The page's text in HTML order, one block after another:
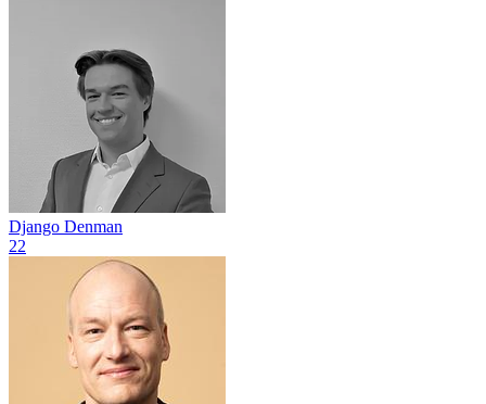
Django Denman
22